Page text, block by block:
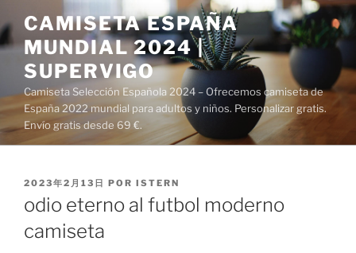
al
contenido
CAMISETA ESPAÑA
MUNDIAL 2024 |
SUPERVIGO
Camiseta Selección Española 2024 – Ofrecemos camiseta de
España 2022 mundial para adultos y niños. Personalizar gratis.
Envío gratis desde 69 €.
PUBLICADO
2023年2月13日 POR ISTERN
odio eterno al futbol moderno
camiseta